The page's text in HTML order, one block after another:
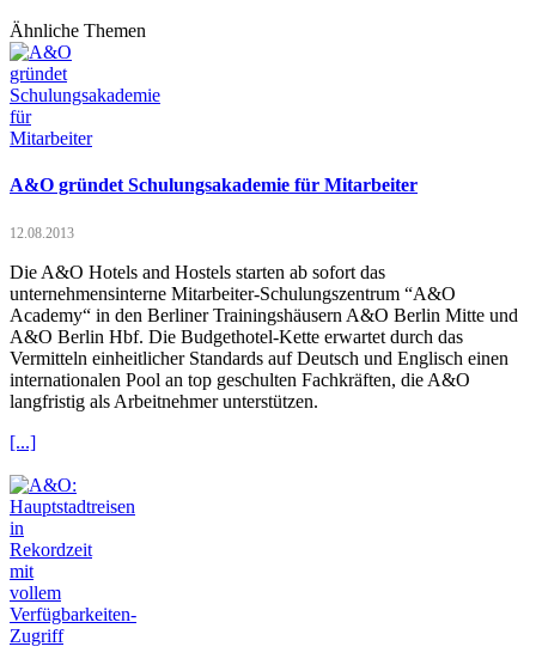
Ähnliche Themen
A&O gründet Schulungsakademie für Mitarbeiter
12.08.2013
Die A&O Hotels and Hostels starten ab sofort das
unternehmensinterne Mitarbeiter-Schulungszentrum “A&O
Academy“ in den Berliner Trainingshäusern A&O Berlin Mitte und
A&O Berlin Hbf. Die Budgethotel-Kette erwartet durch das
Vermitteln einheitlicher Standards auf Deutsch und Englisch einen
internationalen Pool an top geschulten Fachkräften, die A&O
langfristig als Arbeitnehmer unterstützen.
[...]